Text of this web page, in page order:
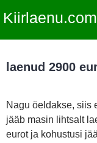
Kiirlaenu.com
laenud 2900
Nagu öeldakse, siis
jääb masin lihtsalt
eurot ja kohustusi